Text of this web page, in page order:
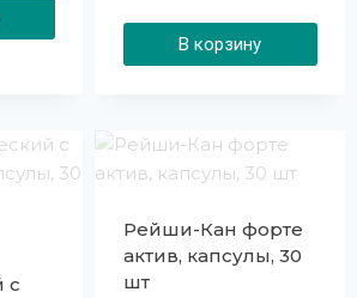
В корзину
с
Рейши-Кан форте
актив, капсулы, 30
шт